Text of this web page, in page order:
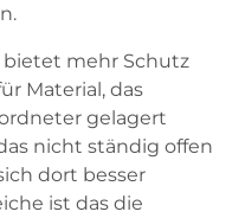
bietet mehr Schutz
Material, das
gelagert
nicht ständig offen
dort besser
ist das die